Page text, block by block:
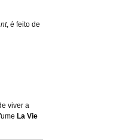
, é feito de
viver a
La Vie